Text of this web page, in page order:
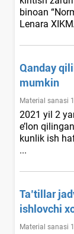
binoan
Lenara
Qanday
mumkin
Material sanasi
2021 yil 2
e’lon
kunlik ish
...
Ta’tillar
ishlovchi
Material sanasi